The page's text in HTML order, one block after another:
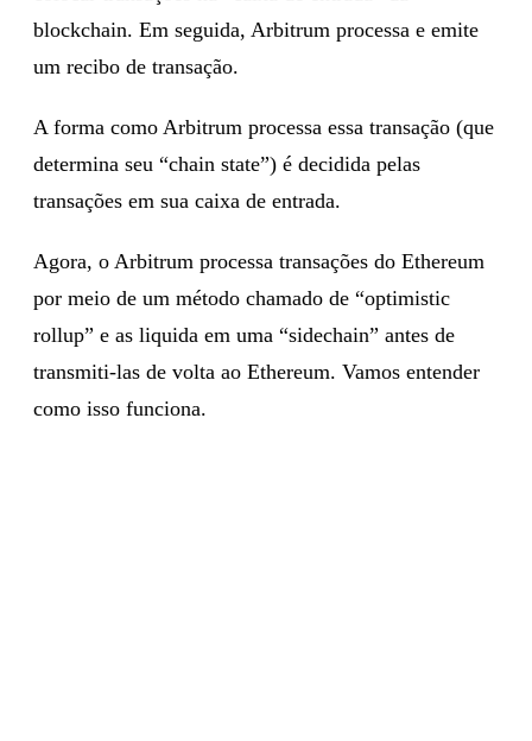
blockchain. Em seguida, Arbitrum processa e emite
um recibo de transação.
A forma como Arbitrum processa essa transação (que
determina seu “chain state”) é decidida pelas
transações em sua caixa de entrada.
Agora, o Arbitrum processa transações do Ethereum
por meio de um método chamado de “optimistic
rollup” e as liquida em uma “sidechain” antes de
transmiti-las de volta ao Ethereum. Vamos entender
como isso funciona.